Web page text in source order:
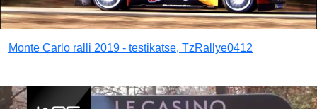
Monte Carlo ralli 2019 - testikatse, TzRallye0412